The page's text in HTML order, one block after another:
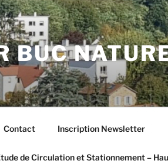
BUC
Contact Inscription Newsletter
de Circulation et Stationnement –